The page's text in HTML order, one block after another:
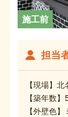
施工前
担当
【現場】
【築年数
【外壁色